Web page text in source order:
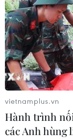
vietnamplus.vn
Hành trình
các Anh hùng